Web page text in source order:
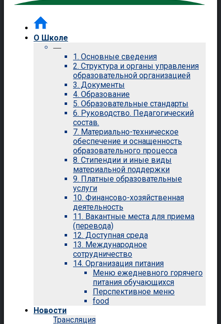
О Школе
—
1. Основные сведения
2. Структура и органы управления
образовательной организацией
3. Документы
4. Образование
5. Образовательные стандарты
6. Руководство. Педагогический
состав.
7. Материально-техническое
обеспечение и оснащенность
образовательного процесса
8. Стипендии и иные виды
материальной поддержки
9. Платные образовательные
услуги
10. Финансово-хозяйственная
деятельность
11. Вакантные места для приема
(перевода)
12. Доступная среда
13. Международное
сотрудничество
14. Организация питания
Меню ежедневного горячего
питания обучающихся
Перспективное меню
food
Новости
Трансляция